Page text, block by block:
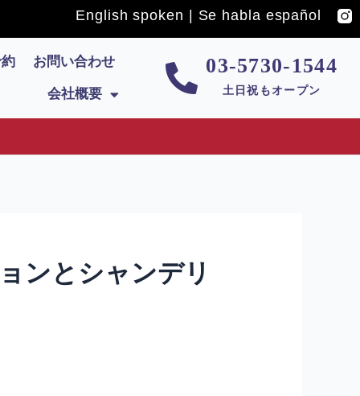
English spoken | Se habla español
お問い合わせ
会社概要
03-5730-1544
土日祝もオープン
ンとシャンデリ